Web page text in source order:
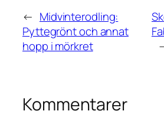
← Midvinterodling:
Pyttegrönt och annat
hopp i mörkret
Kommentarer